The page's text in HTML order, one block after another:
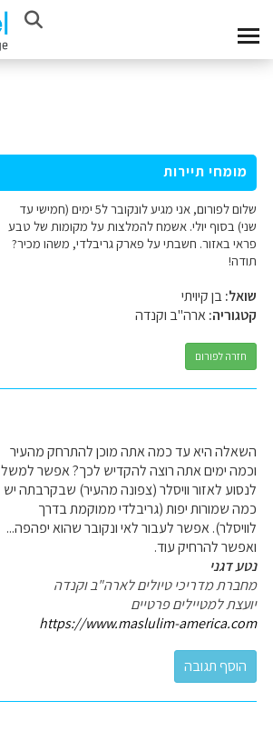
מומחי תיירות
שלום לפורום, אני מגיע לונקובר ל5 ימים (חמישי עד
שני) בסוף יולי. אשמח להמלצות על מקומות של טבע
פראי באזור. חשבתי על פארק גריבלדי, משהו מכיר?
תודה!
שואל:בן קיויתי
קטגוריה:ארה"ב וקנדה
חזרה לפורום
השאלה היא עד כמה אתה מוכן להתרחק מהעיר
וכמה ימים אתה רוצה להקדיש לכך? אפשר למשל
לנסוע לאזור וויסלר (צפונה מהעיר) שבקרבתה יש
כמה שמורות יפות (גריבלדי ממוקמת בדרך
לוויסלר). אפשר לעבור לאי ונקובר שהוא יפהפה...
ואפשר להרחיק עוד.
נטע דגני
מחברת מדריכי טיולים לארה"ב וקנדה
יועצת למטיילים פרטיים
https://www.maslulim-america.com